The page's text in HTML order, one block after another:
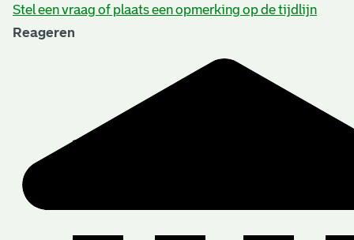
Stel een vraag of plaats een opmerking op de tijdlijn
Reageren